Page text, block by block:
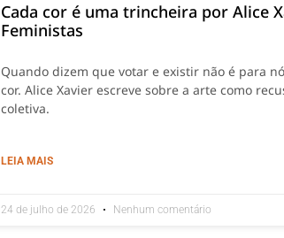
Cada cor é uma trincheira por Alice
Feministas
Quando dizem que votar e existir não é para
cor. Alice Xavier escreve sobre a arte como
coletiva.
LEIA MAIS
24 de julho de 2026 Nenhum comentário